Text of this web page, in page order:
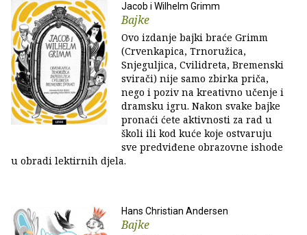
Jacob i Wilhelm Grimm
Bajke
Ovo izdanje bajki braće Grimm
(Crvenkapica, Trnoružica,
Snjeguljica, Cvilidreta, Bremenski
svirači) nije samo zbirka priča,
nego i poziv na kreativno učenje i
dramsku igru. Nakon svake bajke
pronaći ćete aktivnosti za rad u
školi ili kod kuće koje ostvaruju
sve predviđene obrazovne ishode
u obradi lektirnih djela.
Hans Christian Andersen
Bajke